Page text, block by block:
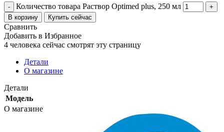
Количество товара Раствор Optimed plus, 250 мл
В корзину Купить сейчас
Сравнить
Добавить в Избранное
4 человека сейчас смотрят эту страницу
Детали
О магазине
Детали
Модель
О магазине